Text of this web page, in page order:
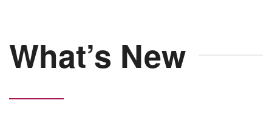
What’s New